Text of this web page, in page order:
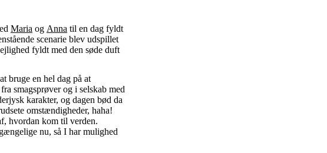
Maria og Anna til en dag fyldt
scenarie blev udspillet
fyldt med den søde duft
bruge en hel dag på at
smagsprøver og i selskab med
karakter, og dagen bød da
omstændigheder, haha!
hvordan kom til verden.
nu, så I har mulighed